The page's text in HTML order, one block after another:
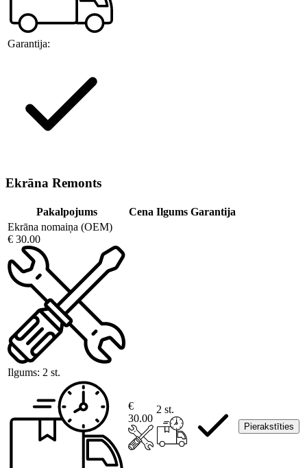
Garantija:
Ekrāna Remonts
Pakalpojums Cena Ilgums Garantija
Ekrāna nomaiņa (OEM)
€ 30.00
Ilgums: 2 st.
€
30.00
2 st.
Pierakstīties